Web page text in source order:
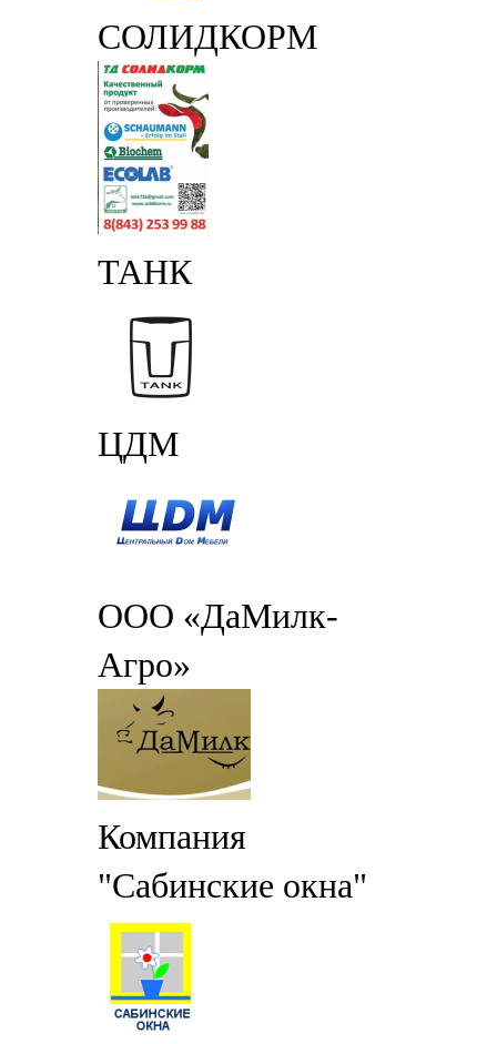
СОЛИДКОРМ
ТАНК
ЦДМ
ООО «ДаМилк-
Агро»
Компания
"Сабинские окна"